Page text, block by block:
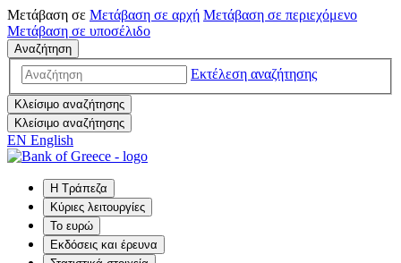
Μετάβαση σε Μετάβαση σε αρχή Μετάβαση σε περιεχόμενο
Μετάβαση σε υποσέλιδο
Αναζήτηση
Εκτέλεση αναζήτησης
Κλείσιμο αναζήτησης
Κλείσιμο αναζήτησης
EN English
Η Τράπεζα
Κύριες λειτουργίες
Το ευρώ
Εκδόσεις και έρευνα